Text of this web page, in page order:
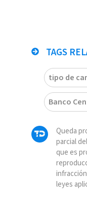
TAGS
tipo de
Banco
Queda
parcial
que es
leyes